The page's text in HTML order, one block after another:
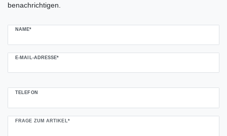
benachrichtigen.
NAME*
E-MAIL-ADRESSE*
TELEFON
FRAGE ZUM ARTIKEL*